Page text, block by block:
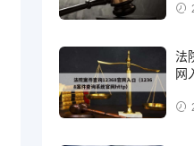
法
网